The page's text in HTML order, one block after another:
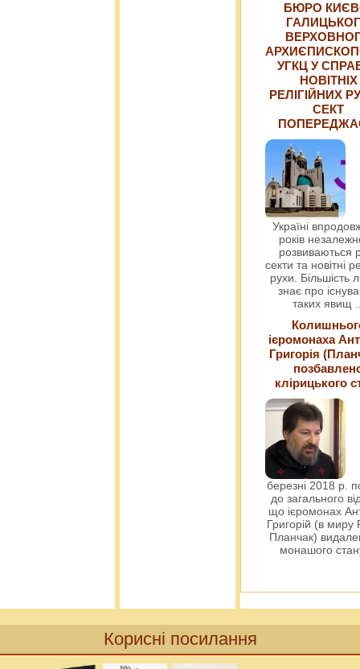
БЮРО
УГКЦ У
НОВІТНІХ
РЕЛІГІЙНИХ
СЕКТ
Україні
років
розвиваються
секти та новітні
рухи. Більшість
знає про
таких явищ
ієромонаха
Григорія
клірицького
березні 2018 р.
до загального
що ієромонах
Григорій (в миру
Планчак)
монашого
Корисні посилання